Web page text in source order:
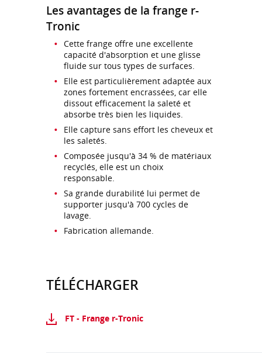
Les avantages de la frange r-
Tronic
Cette frange offre une excellente
capacité d'absorption et une glisse
fluide sur tous types de surfaces.
Elle est particulièrement adaptée aux
zones fortement encrassées, car elle
dissout efficacement la saleté et
absorbe très bien les liquides.
Elle capture sans effort les cheveux et
les saletés.
Composée jusqu'à 34 % de matériaux
recyclés, elle est un choix
responsable.
Sa grande durabilité lui permet de
supporter jusqu'à 700 cycles de
lavage.
Fabrication allemande.
TÉLÉCHARGER
FT - Frange r-Tronic